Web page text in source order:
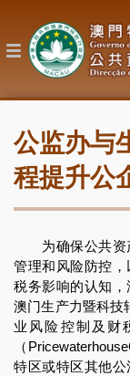
到
内
目公监办与
程提升公
为确保公共资
管理和风险防控
税务影响的认知
澳门生产力暨科技
业风险控制及财
（
特区或特区其他